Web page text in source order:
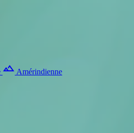
landscape Amérindienne